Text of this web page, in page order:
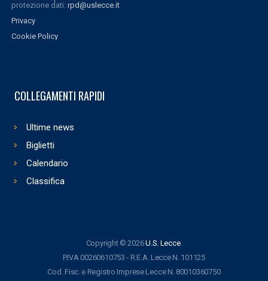
protezione dati: rpd@uslecce.it
Privacy
Cookie Policy
COLLEGAMENTI RAPIDI
Ultime news
Biglietti
Calendario
Classifica
Copyright © 2026U.S. Lecce.
P.IVA 00260610753 - R.E.A. Lecce N. 101125
Cod. Fisc. e Registro Imprese Lecce N. 80010360750